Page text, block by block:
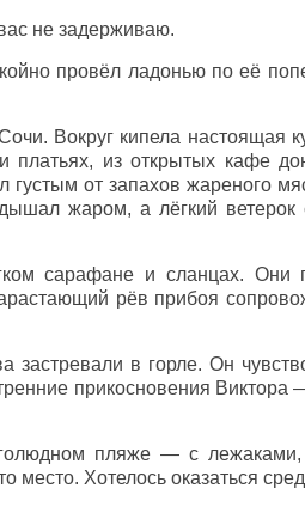
не задерживаю.
провёл ладонью по её
Вокруг кипела настоящая
из открытых кафе
густым от запахов жареного
жаром, а лёгкий ветерок
сарафане и сланцах. Они
рёв прибоя
застревали в горле. Он
прикосновения Виктора
пляже — с лежаками,
Хотелось оказаться